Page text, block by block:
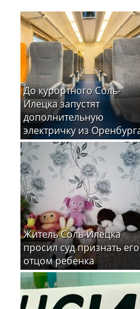
До курортного Соль-
Илецка запустят
дополнительную
электричку из
Житель Соль-Илецка
просил суд признать его
отцом ребенка